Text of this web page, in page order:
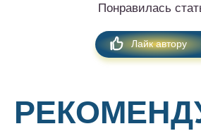
Понравилась
Лайк автору